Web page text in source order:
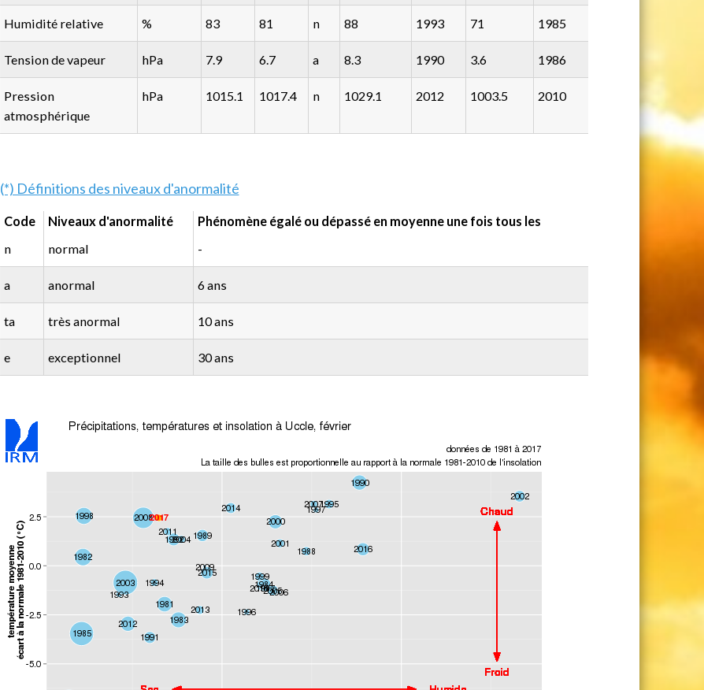
Humidité relative % 83 81 n 88 1993 71 1985
Tension de vapeur hPa 7.9 6.7 a 8.3 1990 3.6 1986
Pression
atmosphérique
hPa 1015.1 1017.4 n 1029.1 2012 1003.5 2010
(*) Définitions des niveaux d'anormalité
Code Niveaux d'anormalité
Phénomène égalé ou dépassé en moyenne une fois tous les
n
normal -
a anormal 6 ans
ta très anormal 10 ans
e exceptionnel 30 ans